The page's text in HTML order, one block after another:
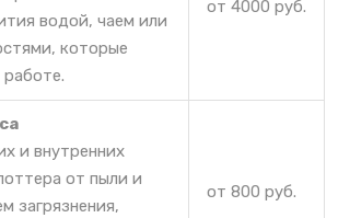
водой, чаем или
которые
от 4000 руб.
и внутренних
от пыли и
загрязнения,
от 800 руб.